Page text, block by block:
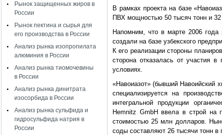
Рынок защищенных жиров в
России
Рынок пектина и сырья для
его производства в России
Анализ рынка изопропилата
алюминия в России
Анализ рынка тиомочевины
в России
Анализ рынка динитрата
изосорбида в России
Анализ рынка сульфида и
гидросульфида натрия в
России
В рамках проекта на базе
ПВХ мощностью 50 тысяч тонн и 32
Напомним, что в марте 2006 года
создали на базе узбекского
К его реализации стороны
сторона отказалась от участия
условиях.
«Навоиазот» (бывший Навоийский
специализируется на
интегральной продукции
Hemnitz GmbH ввела в строй на
стоимостью 25 млн долларов.
соды составляют 26 тысячи тонн в